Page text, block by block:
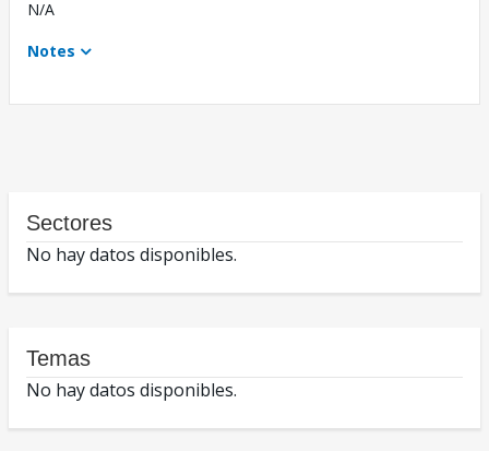
N/A
Notes
Sectores
No hay datos disponibles.
Temas
No hay datos disponibles.